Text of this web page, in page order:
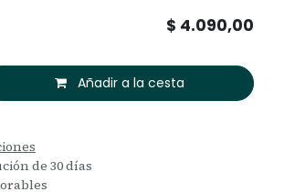
Añadir a la cesta
$ 4.090,00
de 30 días